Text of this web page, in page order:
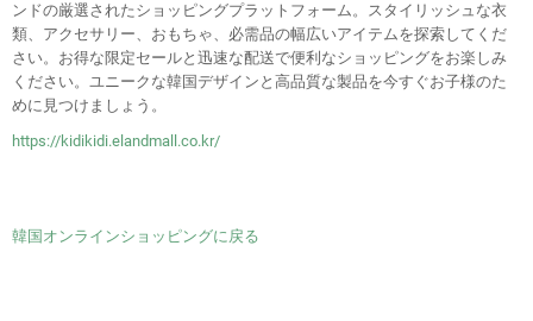
ンドの厳選されたショッピングプラットフォーム。スタイリッシュな衣
類、アクセサリー、おもちゃ、必需品の幅広いアイテムを探索してくだ
さい。お得な限定セールと迅速な配送で便利なショッピングをお楽しみ
ください。ユニークな韓国デザインと高品質な製品を今すぐお子様のた
めに見つけましょう。
https://kidikidi.elandmall.co.kr/
韓国オンラインショッピングに戻る